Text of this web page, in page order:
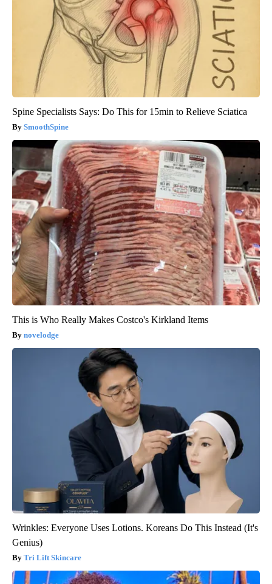
Spine Specialists Says: Do This for 15min to Relieve Sciatica
SmoothSpine
This is Who Really Makes Costco's Kirkland Items
novelodge
Wrinkles: Everyone Uses Lotions. Koreans Do This Instead (It's
Genius)
Tri Lift Skincare